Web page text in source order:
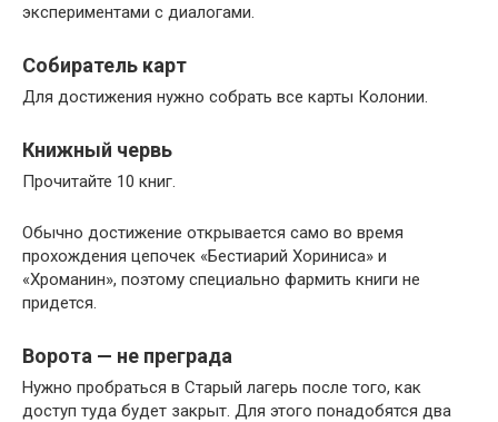
экспериментами с диалогами.
Собиратель карт
Для достижения нужно собрать все карты Колонии.
Книжный червь
Прочитайте 10 книг.
Обычно достижение открывается само во время
прохождения цепочек «Бестиарий Хориниса» и
«Хроманин», поэтому специально фармить книги не
придется.
Ворота — не преграда
Нужно пробраться в Старый лагерь после того, как
доступ туда будет закрыт. Для этого понадобятся два